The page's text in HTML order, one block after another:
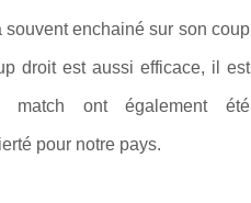
enchainé sur son coup
droit est aussi efficace, il est
ont également été
pour notre pays.